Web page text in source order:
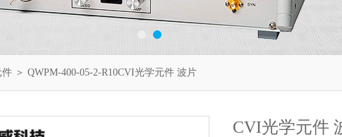
件 ＞ QWPM-400-05-2-R10CVI光学元件 波片
CVI光学元件